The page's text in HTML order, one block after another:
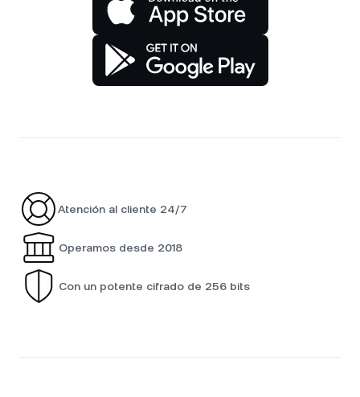
Atención al cliente 24/7
Operamos desde 2018
Con un potente cifrado de 256 bits